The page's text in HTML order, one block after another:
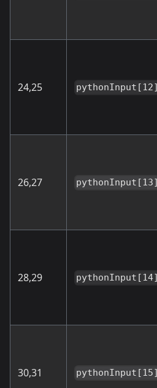
24,25 pythonInput[12]
26,27 pythonInput[13]
28,29 pythonInput[14]
30,31 pythonInput[15]